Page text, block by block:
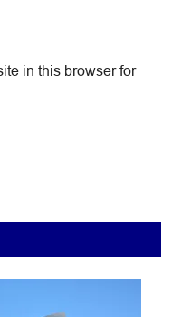
in this browser for